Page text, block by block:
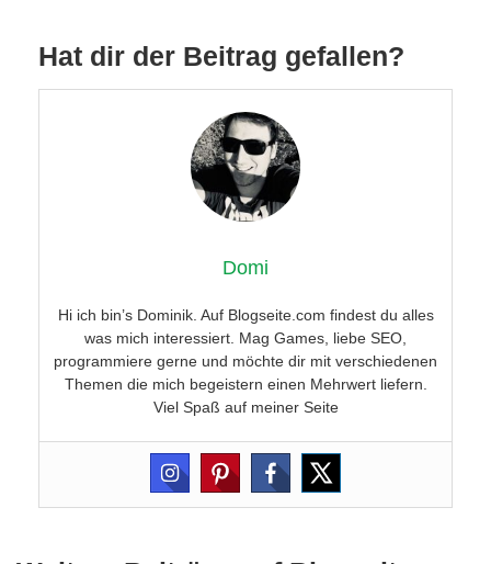
Hat dir der Beitrag gefallen?
Domi
Hi ich bin’s Dominik. Auf Blogseite.com findest du alles
was mich interessiert. Mag Games, liebe SEO,
programmiere gerne und möchte dir mit verschiedenen
Themen die mich begeistern einen Mehrwert liefern.
Viel Spaß auf meiner Seite